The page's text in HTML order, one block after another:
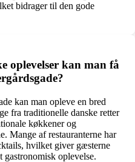
bidrager til den gode
oplevelser kan man få
kan man opleve en bred
fra traditionelle danske retter
køkkener og
Mange af restauranterne har
hvilket giver gæsterne
oplevelse.